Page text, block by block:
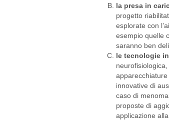
la presa in
progetto
esplorate con
esempio quelle
saranno ben
le tecnologie
innovative di
caso di
proposte di
applicazione